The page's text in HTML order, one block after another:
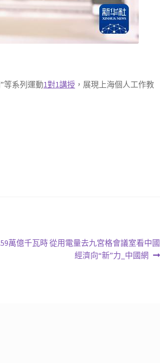
等系列運動1對1講授 ，展現上海個人工作教
萬億千瓦時 從用電量去九宮格會議室看中國
經濟向“新”力_中國網